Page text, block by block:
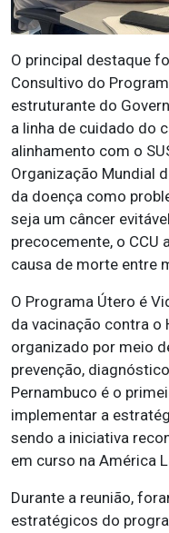
O principal destaque
Consultivo do
estruturante do
a linha de cuidado do
alinhamento com o
Organização Mundial
da doença como
seja um câncer
precocemente, o CCU
causa de morte entre
O Programa Útero é
da vacinação contra o
organizado por meio
prevenção,
Pernambuco é o
implementar a
sendo a iniciativa
em curso na América
Durante a reunião,
estratégicos do